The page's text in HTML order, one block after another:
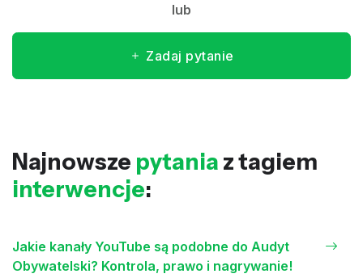
lub
Zadaj pytanie
Najnowsze pytania z tagiem
interwencje:
Jakie kanały YouTube są podobne do Audyt
Obywatelski? Kontrola, prawo i nagrywanie!